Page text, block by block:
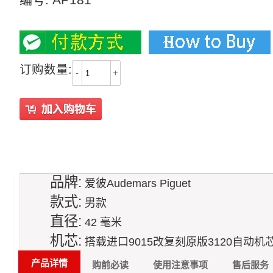
订购数量: - +
品牌: 爱彼Audemars Piguet
款式: 男款
直径: 42 毫米
机芯: 搭载进口9015改复刻原版3120自动机
产品详情 购前必读 使用注意事项 售后服务